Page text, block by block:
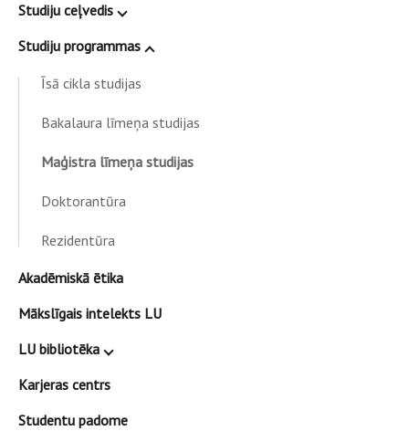
Studiju ceļvedis
Studiju programmas
Īsā cikla studijas
Bakalaura līmeņa studijas
Maģistra līmeņa studijas
Doktorantūra
Rezidentūra
Akadēmiskā ētika
Mākslīgais intelekts LU
LU bibliotēka
Karjeras centrs
Studentu padome